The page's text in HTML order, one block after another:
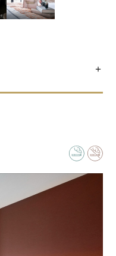
＋